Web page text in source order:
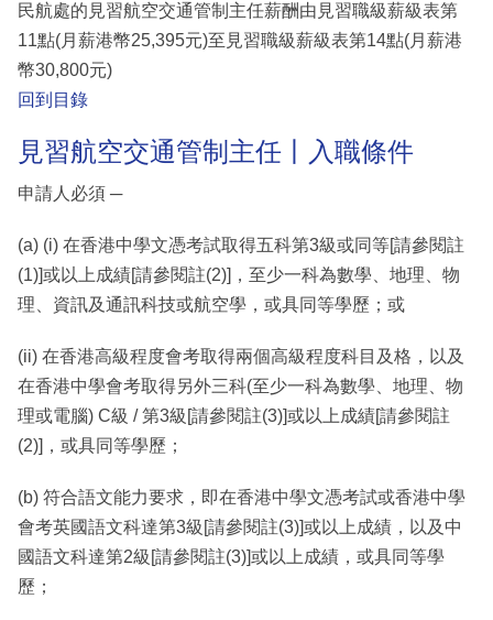
民航處的見習航空交通管制主任薪酬由見習職級薪級表第
11點(月薪港幣25,395元)至見習職級薪級表第14點(月薪港
幣30,800元)
回到目錄
見習航空交通管制主任丨入職條件
申請人必須 ─
(a) (i) 在香港中學文憑考試取得五科第3級或同等[請參閱註
(1)]或以上成績[請參閱註(2)]，至少一科為數學、地理、物
理、資訊及通訊科技或航空學，或具同等學歷；或
(ii) 在香港高級程度會考取得兩個高級程度科目及格，以及
在香港中學會考取得另外三科(至少一科為數學、地理、物
理或電腦) C級 / 第3級[請參閱註(3)]或以上成績[請參閱註
(2)]，或具同等學歷；
(b) 符合語文能力要求，即在香港中學文憑考試或香港中學
會考英國語文科達第3級[請參閱註(3)]或以上成績，以及中
國語文科達第2級[請參閱註(3)]或以上成績，或具同等學
歷；